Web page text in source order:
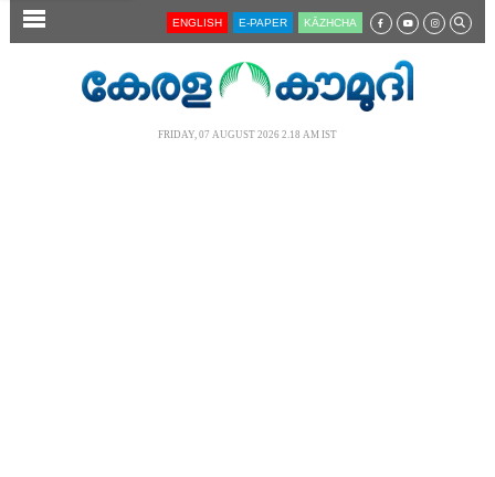
SECTIONS ENGLISH E-PAPER KĀZHCHA
FRIDAY, 07 AUGUST 2026 2.18 AM IST